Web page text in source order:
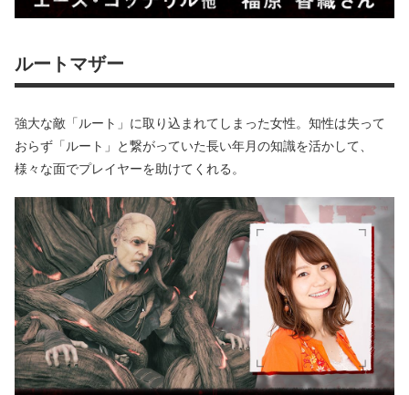
ルートマザー
強大な敵「ルート」に取り込まれてしまった女性。知性は失って
おらず「ルート」と繋がっていた長い年月の知識を活かして、
様々な面でプレイヤーを助けてくれる。